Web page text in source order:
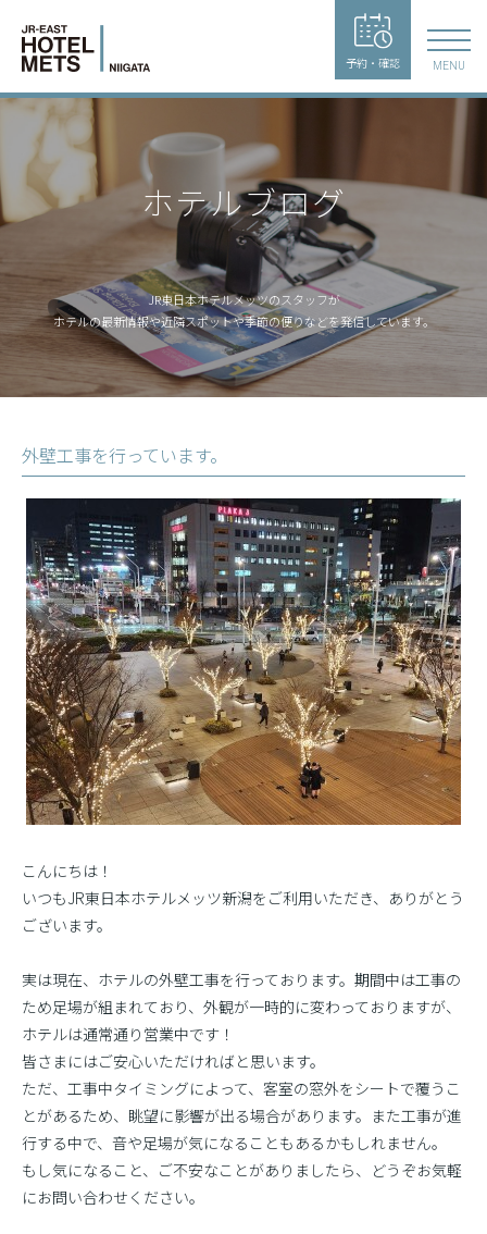
予約・確認 MENU
ホテルブログ
JR東日本ホテルメッツのスタッフが
ホテルの最新情報や近隣スポットや季節の便りなどを発信しています。
外壁工事を行っています。
こんにちは！
いつもJR東日本ホテルメッツ新潟をご利用いただき、ありがとう
ございます。
実は現在、ホテルの外壁工事を行っております。期間中は工事の
ため足場が組まれており、外観が一時的に変わっておりますが、
ホテルは通常通り営業中です！
皆さまにはご安心いただければと思います。
ただ、工事中タイミングによって、客室の窓外をシートで覆うこ
とがあるため、眺望に影響が出る場合があります。また工事が進
行する中で、音や足場が気になることもあるかもしれません。
もし気になること、ご不安なことがありましたら、どうぞお気軽
にお問い合わせください。